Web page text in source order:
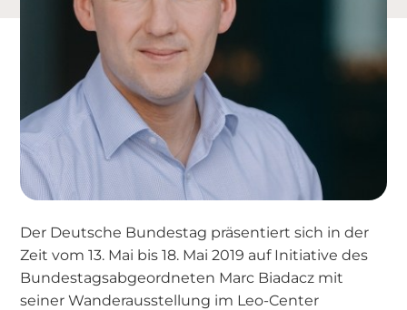
Der Deutsche Bundestag präsentiert sich in der
Zeit vom 13. Mai bis 18. Mai 2019 auf Initiative des
Bundestagsabgeordneten Marc Biadacz mit
seiner Wanderausstellung im Leo-Center